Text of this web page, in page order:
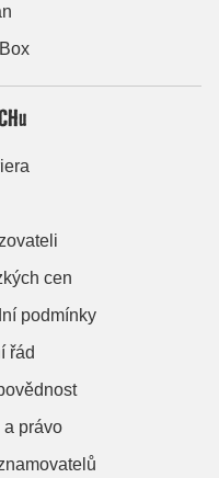
cen
podmínky
řád
a právo